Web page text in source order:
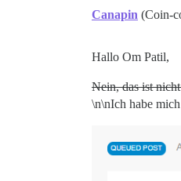
Canapin (Coin-
Hallo Om Patil,
Nein, das ist
\n\nIch habe